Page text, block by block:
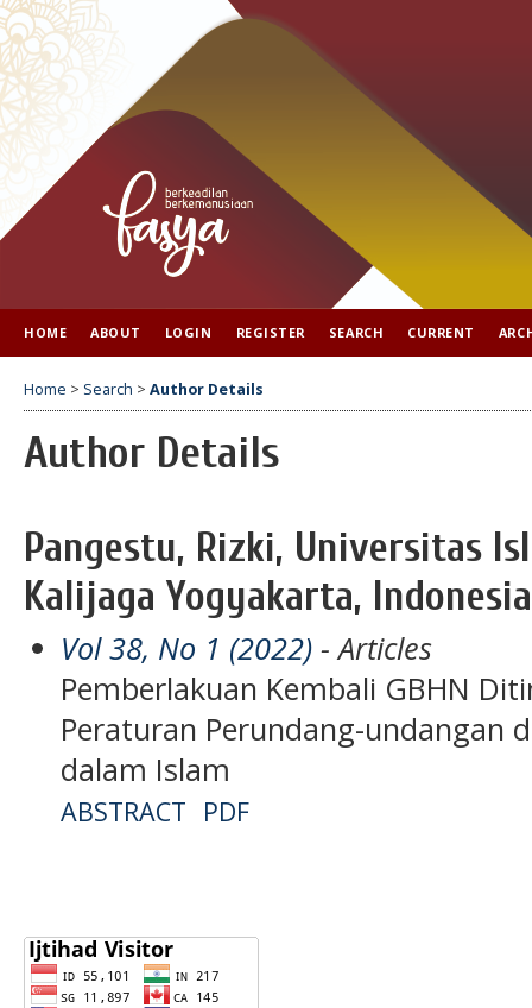
HOME ABOUT LOGIN REGISTER SEARCH CURRENT
Home > Search > Author Details
Author Details
Pangestu, Rizki, Universitas
Kalijaga Yogyakarta, Indonesia
Vol 38, No 1 (2022) - Articles
Pemberlakuan Kembali GBHN
Peraturan Perundang-undangan
dalam Islam
ABSTRACT PDF